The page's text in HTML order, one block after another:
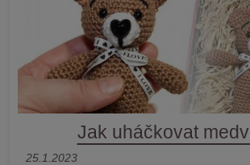
Jak uháčkovat
25.1.2023